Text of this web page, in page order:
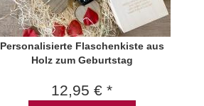
Personalisierte Flaschenkiste aus
Holz zum Geburtstag
12,95 € *